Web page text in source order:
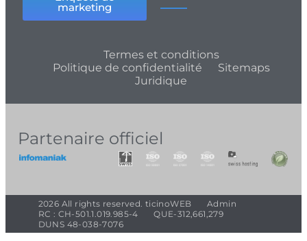
marketing
Termes et conditions
Politique de confidentialité
Sitemaps
Juridique
Partenaire officiel
2026 All rights reserved. ticinoWEB
Admin
RC : CH-501.1.019.985-4
QUE-312,661,279
DUNS 48-038-7076